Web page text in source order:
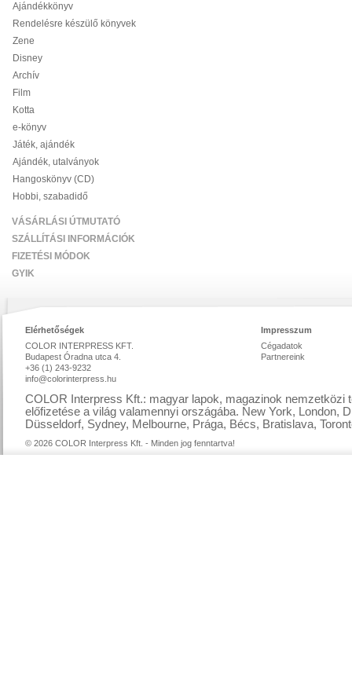
Ajándékkönyv
Rendelésre készülő könyvek
Zene
Disney
Archív
Film
Kotta
e-könyv
Játék, ajándék
Ajándék, utalványok
Hangoskönyv (CD)
Hobbi, szabadidő
VÁSÁRLÁSI ÚTMUTATÓ
SZÁLLÍTÁSI INFORMÁCIÓK
FIZETÉSI MÓDOK
GYIK
Elérhetőségek
COLOR INTERPRESS KFT.
Budapest Óradna utca 4.
+36 (1) 243-9232
info@colorinterpress.hu
Impresszum
Cégadatok
Partnereink
COLOR Interpress Kft.: magyar lapok, magazinok nemzetközi
előfizetése a világ valamennyi országába. New York, London,
Düsseldorf, Sydney, Melbourne, Prága, Bécs, Bratislava,
© 2026 COLOR Interpress Kft. - Minden jog fenntartva!